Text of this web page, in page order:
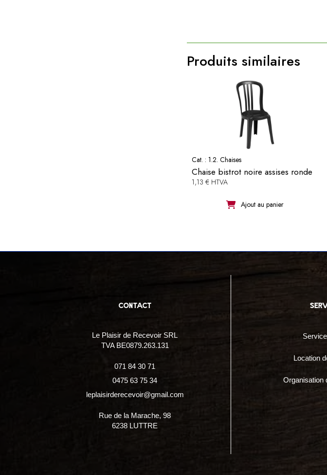
Produits similaires
Cat. : 1.2. Chaises
Chaise bistrot noire assises ronde
1,13 € HTVA
Ajout au panier
contact
Le Plaisir de Recevoir SRL
TVA BE0879.263.131
071 84 30 71
0475 63 75 34
leplaisirderecevoir@gmail.com
Rue de la Marache, 98
6238 LUTTRE
Location
Organisation